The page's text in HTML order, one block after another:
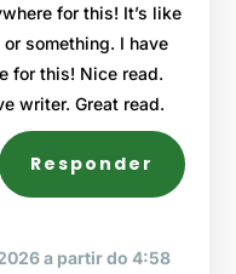
for this! It’s like
something. I have
for this! Nice read.
writer. Great read.
Responder
a partir do 4:58